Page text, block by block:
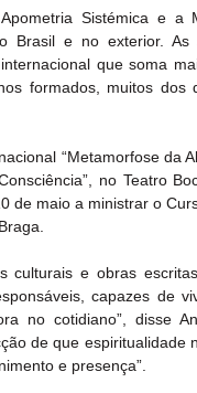
Sistémica e a
Brasil e no exterior. As
que soma
formados, muitos dos
“Metamorfose da
no Teatro
de maio a ministrar o
culturais e obras
capazes de
no cotidiano”, disse
de que espiritualidade
e presença”.